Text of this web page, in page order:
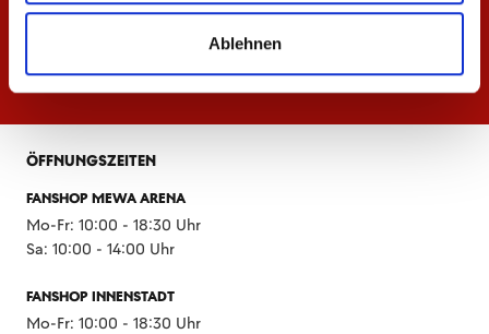
Ablehnen
ÖFFNUNGSZEITEN
FANSHOP MEWA ARENA
Mo-Fr: 10:00 - 18:30 Uhr
Sa: 10:00 - 14:00 Uhr
FANSHOP INNENSTADT
Mo-Fr: 10:00 - 18:30 Uhr